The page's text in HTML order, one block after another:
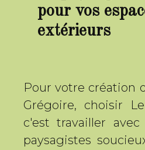
pour vos
extérieurs
Pour votre création
Grégoire, choisir
c'est travailler
paysagistes